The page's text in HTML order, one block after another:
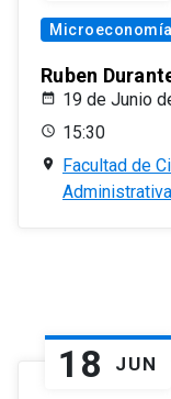
Ruben
19 de Junio
15:30
Facultad de
18 JUN